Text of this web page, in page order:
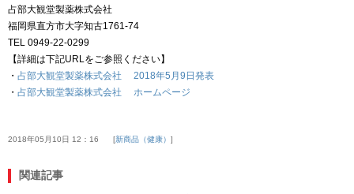
占部大観堂製薬株式会社
福岡県直方市大字知古1761-74
TEL 0949-22-0299
【詳細は下記URLをご参照ください】
・ 占部大観堂製薬株式会社 2018年5月9日発表
・ 占部大観堂製薬株式会社 ホームページ
2018年05月10日 12：16 新商品（健康）
関連記事